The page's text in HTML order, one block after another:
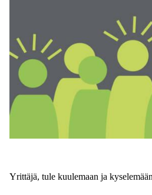
Yrittäjä, tule kuulemaan ja